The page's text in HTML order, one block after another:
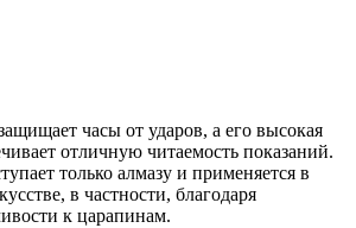
часы от ударов, а его высокая
отличную читаемость показаний.
только алмазу и применяется в
в частности, благодаря
к царапинам.